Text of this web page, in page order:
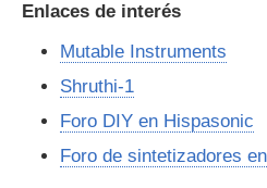
Enlaces de interés
Mutable Instruments
Shruthi-1
Foro DIY en Hispasonic
Foro de sintetizadores